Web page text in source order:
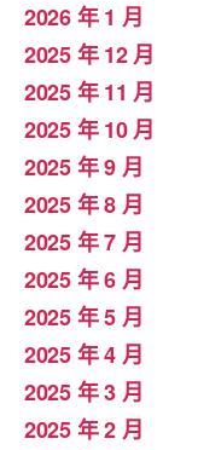
2026 年 1 月
2025 年 12 月
2025 年 11 月
2025 年 10 月
2025 年 9 月
2025 年 8 月
2025 年 7 月
2025 年 6 月
2025 年 5 月
2025 年 4 月
2025 年 3 月
2025 年 2 月